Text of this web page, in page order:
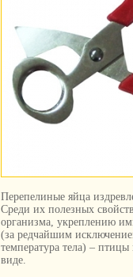
Перепелиные яйца
Среди их полезных
организма, укреплению
(за редчайшим
температура тела) –
виде.